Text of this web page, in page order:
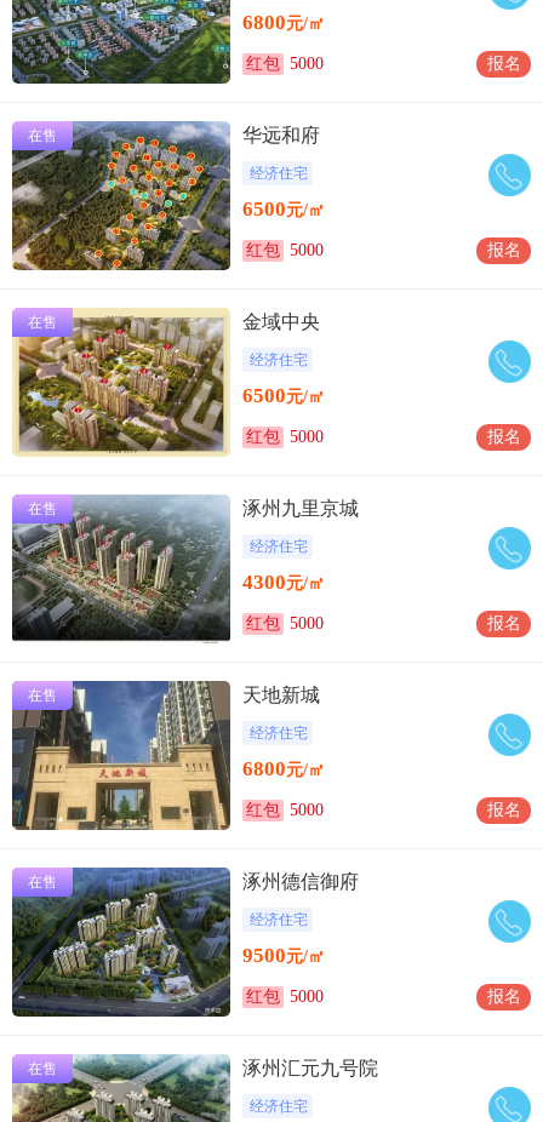
6800元/㎡
红包 5000 报名
在售 华远和府
经济住宅
6500元/㎡
红包 5000 报名
在售 金域中央
经济住宅
6500元/㎡
红包 5000 报名
在售 涿州九里京城
经济住宅
4300元/㎡
红包 5000 报名
在售 天地新城
经济住宅
6800元/㎡
红包 5000 报名
在售 涿州德信御府
经济住宅
9500元/㎡
红包 5000 报名
在售 涿州汇元九号院
经济住宅